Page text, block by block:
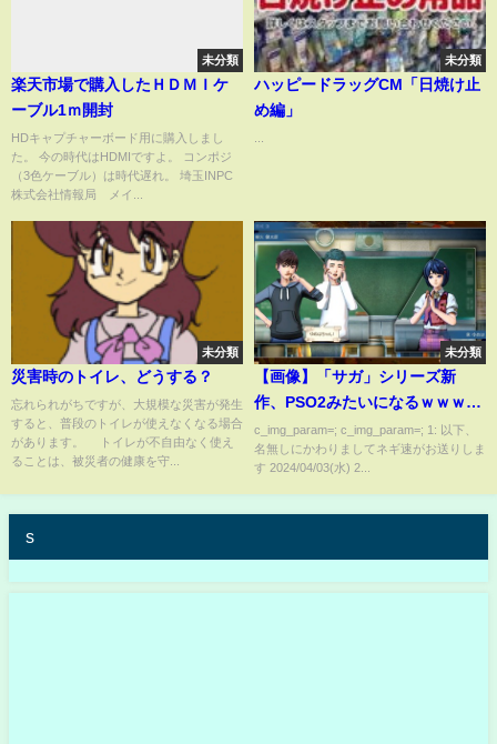
未分類
楽天市場で購入したＨＤＭＩケ
ーブル1ｍ開封
HDキャプチャーボード用に購入しまし
た。 今の時代はHDMIですよ。 コンポジ
（3色ケーブル）は時代遅れ。 埼玉INPC
株式会社情報局 メイ...
未分類
ハッピードラッグCM「日焼け止
め編」
未分類
災害時のトイレ、どうする？
忘れられがちですが、大規模な災害が発生
すると、普段のトイレが使えなくなる場合
があります。 トイレが不自由なく使え
ることは、被災者の健康を守...
未分類
【画像】「サガ」シリーズ新
作、PSO2みたいになるｗｗｗｗ
ｗ
c_img_param=; c_img_param=; 1: 以下、
名無しにかわりましてネギ速がお送りしま
す 2024/04/03(水) 2...
s